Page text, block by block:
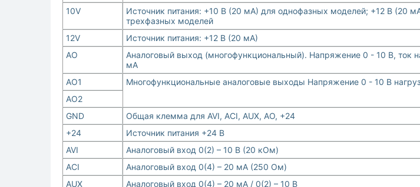
10V
Источник питания: +10 В (20 мА) для однофазных моделей; +12 В (20
трехфазных моделей
12V Источник питания: +12 В (20 мА)
AO
Аналоговый выход (многофункциональный). Напряжение 0 - 10 В, ток
мА
AO1 Многофункциональные аналоговые выходы Напряжение 0 - 10 В
AO2
GND
Общая клемма для AVI, ACI, AUX, AO, +24
+24
Источник питания +24 В
AVI
Аналоговый вход 0(2) – 10 В (20 кОм)
AСI
Аналоговый вход 0(4) – 20 мА (250 Ом)
AUX
Аналоговый вход 0(4) – 20 мА / 0(2) – 10 В